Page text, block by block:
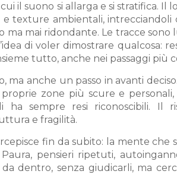
il suono si allarga e si stratifica. Il
e texture ambientali,
mai ridondante. Le tracce sono
di voler dimostrare qualcosa:
tutto, anche nei passaggi più
ma anche un passo in avanti
zone più scure e
ha sempre resi riconoscibili. Il
e fragilità.
fin da subito: la mente che
pensieri ripetuti,
dentro, senza giudicarli, ma